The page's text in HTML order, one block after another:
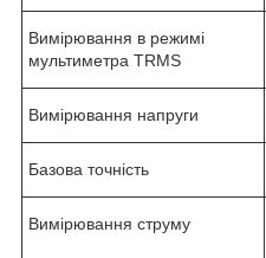
Вимірювання в режимі
мультиметра TRMS
Вимірювання напруги
Базова точність
Вимірювання струму